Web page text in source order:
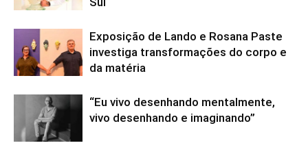
Exposição de Lando e Rosana Paste
investiga transformações do corpo e
da matéria
“Eu vivo desenhando mentalmente,
vivo desenhando e imaginando”